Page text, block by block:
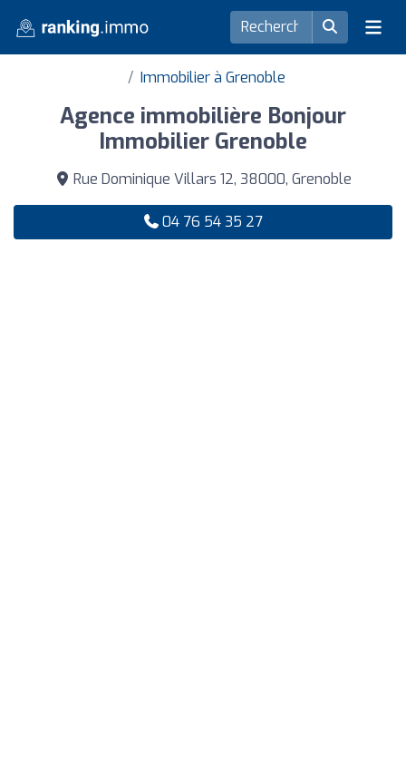
Immobilier à Grenoble
Agence immobilière Bonjour
Immobilier Grenoble
Rue Dominique Villars 12, 38000, Grenoble
04 76 54 35 27